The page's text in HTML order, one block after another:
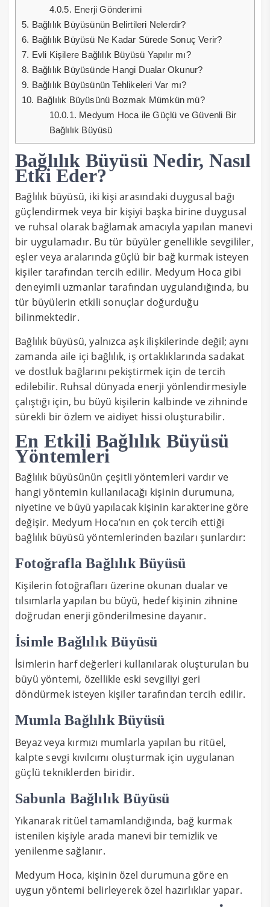
4.0.5. Enerji Gönderimi
5. Bağlılık Büyüsünün Belirtileri Nelerdir?
6. Bağlılık Büyüsü Ne Kadar Sürede Sonuç Verir?
7. Evli Kişilere Bağlılık Büyüsü Yapılır mı?
8. Bağlılık Büyüsünde Hangi Dualar Okunur?
9. Bağlılık Büyüsünün Tehlikeleri Var mı?
10. Bağlılık Büyüsünü Bozmak Mümkün mü?
10.0.1. Medyum Hoca ile Güçlü ve Güvenli Bir
Bağlılık Büyüsü
Bağlılık Büyüsü Nedir, Nasıl
Etki Eder?
Bağlılık büyüsü, iki kişi arasındaki duygusal bağı
güçlendirmek veya bir kişiyi başka birine duygusal
ve ruhsal olarak bağlamak amacıyla yapılan manevi
bir uygulamadır. Bu tür büyüler genellikle sevgililer,
eşler veya aralarında güçlü bir bağ kurmak isteyen
kişiler tarafından tercih edilir. Medyum Hoca gibi
deneyimli uzmanlar tarafından uygulandığında, bu
tür büyülerin etkili sonuçlar doğurduğu
bilinmektedir.
Bağlılık büyüsü, yalnızca aşk ilişkilerinde değil; aynı
zamanda aile içi bağlılık, iş ortaklıklarında sadakat
ve dostluk bağlarını pekiştirmek için de tercih
edilebilir. Ruhsal dünyada enerji yönlendirmesiyle
çalıştığı için, bu büyü kişilerin kalbinde ve zihninde
sürekli bir özlem ve aidiyet hissi oluşturabilir.
En Etkili Bağlılık Büyüsü
Yöntemleri
Bağlılık büyüsünün çeşitli yöntemleri vardır ve
hangi yöntemin kullanılacağı kişinin durumuna,
niyetine ve büyü yapılacak kişinin karakterine göre
değişir. Medyum Hoca’nın en çok tercih ettiği
bağlılık büyüsü yöntemlerinden bazıları şunlardır:
Fotoğrafla Bağlılık Büyüsü
Kişilerin fotoğrafları üzerine okunan dualar ve
tılsımlarla yapılan bu büyü, hedef kişinin zihnine
doğrudan enerji gönderilmesine dayanır.
İsimle Bağlılık Büyüsü
İsimlerin harf değerleri kullanılarak oluşturulan bu
büyü yöntemi, özellikle eski sevgiliyi geri
döndürmek isteyen kişiler tarafından tercih edilir.
Mumla Bağlılık Büyüsü
Beyaz veya kırmızı mumlarla yapılan bu ritüel,
kalpte sevgi kıvılcımı oluşturmak için uygulanan
güçlü tekniklerden biridir.
Sabunla Bağlılık Büyüsü
Yıkanarak ritüel tamamlandığında, bağ kurmak
istenilen kişiyle arada manevi bir temizlik ve
yenilenme sağlanır.
Medyum Hoca, kişinin özel durumuna göre en
uygun yöntemi belirleyerek özel hazırlıklar yapar.